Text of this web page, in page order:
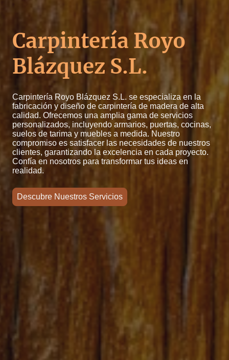
Carpintería Royo
Blázquez S.L.
Carpintería Royo Blázquez S.L. se especializa en la
fabricación y diseño de carpintería de madera de alta
calidad. Ofrecemos una amplia gama de servicios
personalizados, incluyendo armarios, puertas, cocinas,
suelos de tarima y muebles a medida. Nuestro
compromiso es satisfacer las necesidades de nuestros
clientes, garantizando la excelencia en cada proyecto.
Confía en nosotros para transformar tus ideas en
realidad.
Descubre Nuestros Servicios